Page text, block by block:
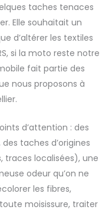
taches tenaces
Elle souhaitait un
d’altérer les textiles
si la moto reste notre
fait partie des
nous proposons à
d’attention : des
taches d’origines
traces localisées), une
odeur qu’on ne
les fibres,
moisissure, traiter